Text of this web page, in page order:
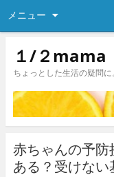
メニュー
１/２mama
ちょっとした生活の疑問
赤ちゃんの予
ある？受けない